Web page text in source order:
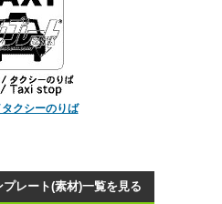
クシーのりば
レート(素材)一覧を見る